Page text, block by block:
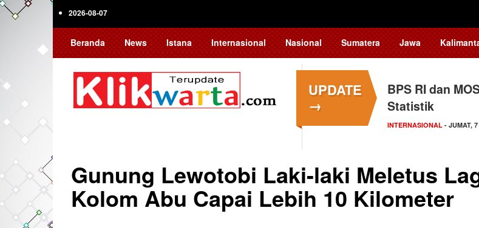
Skip
2026-08-07
Beranda News Istana Internasional Nasional Sumatera Jawa
UPDATE
→
BPS RI dan
Statistik
INTERNASIONAL - JUMAT,
Kapolsek
Gunung Lewotobi Laki-laki Meletus
Kolom Abu Capai Lebih 10 Kilometer